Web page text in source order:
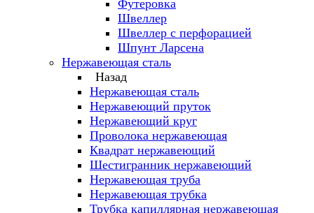
Футеровка
Швеллер
Швеллер с перфорацией
Шпунт Ларсена
Нержавеющая сталь
Назад
Нержавеющая сталь
Нержавеющий пруток
Нержавеющий круг
Проволока нержавеющая
Квадрат нержавеющий
Шестигранник нержавеющий
Нержавеющая труба
Нержавеющая трубка
Трубка капиллярная нержавеющая